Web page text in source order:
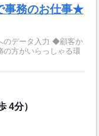
事務のお仕事★
方がいらっしゃる環
4分）